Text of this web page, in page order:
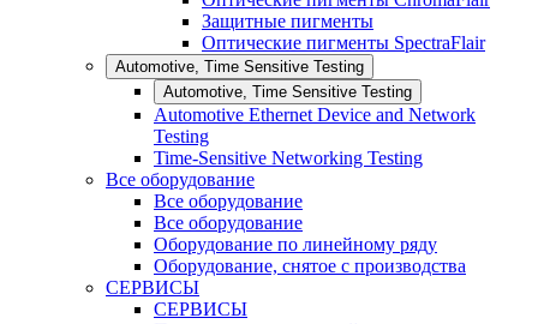
Защитные пигменты
Оптические пигменты SpectraFlair
Automotive, Time Sensitive Testing
Automotive, Time Sensitive Testing
Automotive Ethernet Device and Network
Testing
Time-Sensitive Networking Testing
Все оборудование
Все оборудование
Все оборудование
Оборудование по линейному ряду
Оборудование, снятое с производства
СЕРВИСЫ
СЕРВИСЫ